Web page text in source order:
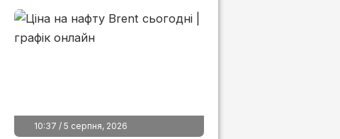
10:37 / 5 серпня, 2026